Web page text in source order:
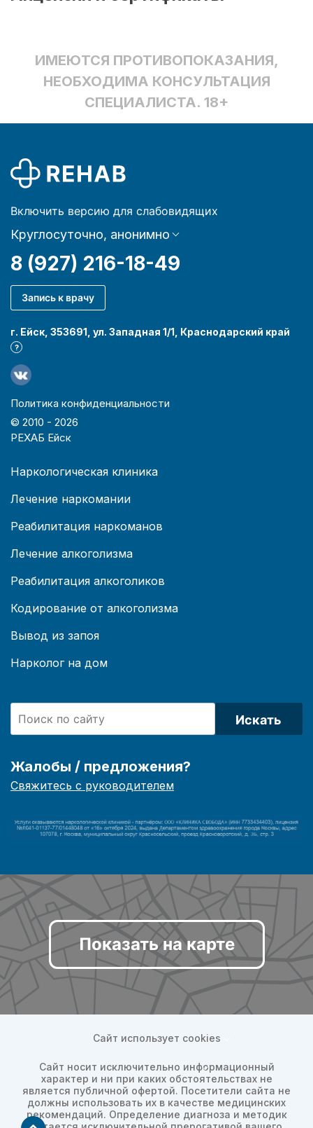
ИМЕЮТСЯ ПРОТИВОПОКАЗАНИЯ,
НЕОБХОДИМА КОНСУЛЬТАЦИЯ
СПЕЦИАЛИСТА. 18+
Включить версию для слабовидящих
Круглосуточно, анонимно
8 (927) 216-18-49
Запись к врачу
г. Ейск, 353691, ул. Западная 1/1, Краснодарский край
?
Политика конфиденциальности
© 2010 - 2026
РЕХАБ Ейск
Наркологическая клиника
Лечение наркомании
Реабилитация наркоманов
Лечение алкоголизма
Реабилитация алкоголиков
Кодирование от алкоголизма
Вывод из запоя
Нарколог на дом
Искать
Жалобы / предложения?
Свяжитесь с руководителем
Показать на карте
Сайт использует cookies
Сайт носит исключительно информационный
характер и ни при каких обстоятельствах не
является публичной офертой. Посетители сайта не
должны использовать их в качестве медицинских
рекомендаций. Определение диагноза и методик